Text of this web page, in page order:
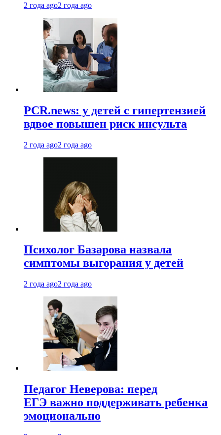
2 года ago2 года ago
PCR.news: у детей с гипертензией
вдвое повышен риск инсульта
2 года ago2 года ago
Психолог Базарова назвала
симптомы выгорания у детей
2 года ago2 года ago
Педагог Неверова: перед
ЕГЭ важно поддерживать ребенка
эмоционально